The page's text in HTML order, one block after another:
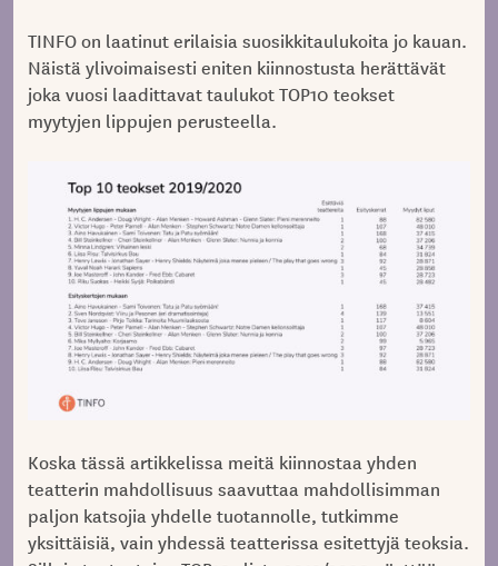
TINFO on laatinut erilaisia suosikkitaulukoita jo kauan.
Näistä ylivoimaisesti eniten kiinnostusta herättävät
joka vuosi laadittavat taulukot TOP10 teokset
myytyjen lippujen perusteella.
Koska tässä artikkelissa meitä kiinnostaa yhden
teatterin mahdollisuus saavuttaa mahdollisimman
paljon katsojia yhdelle tuotannolle, tutkimme
yksittäisiä, vain yhdessä teatterissa esitettyjä teoksia.